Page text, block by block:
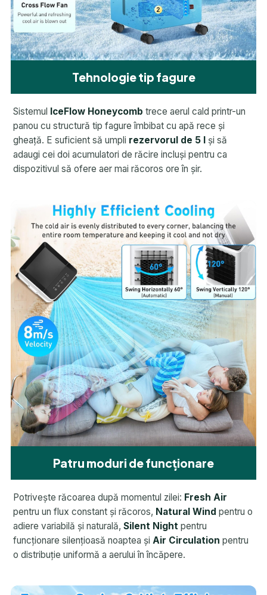
Tehnologie tip fagure
Sistemul IceFlow Honeycomb trece aerul cald printr-un
panou cu structură tip fagure îmbibat cu apă rece și
gheață. E suficient să umpli rezervorul de 5 l
și să
adaugi cei doi acumulatori de răcire incluși pentru ca
dispozitivul să ofere aer mai răcoros ore în șir.
Patru moduri de funcționare
Potrivește răcoarea după momentul zilei: Fresh Air
pentru un flux constant și răcoros, Natural Wind pentru o
adiere variabilă și naturală, Silent Night pentru
funcționare silențioasă noaptea și Air Circulation pentru
o distribuție uniformă a aerului în încăpere.